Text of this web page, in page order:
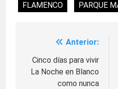
FLAMENCO
PARQUE
Navegación
de
entradas
Anterior:
Cinco días para vivir
La Noche en Blanco
como nunca